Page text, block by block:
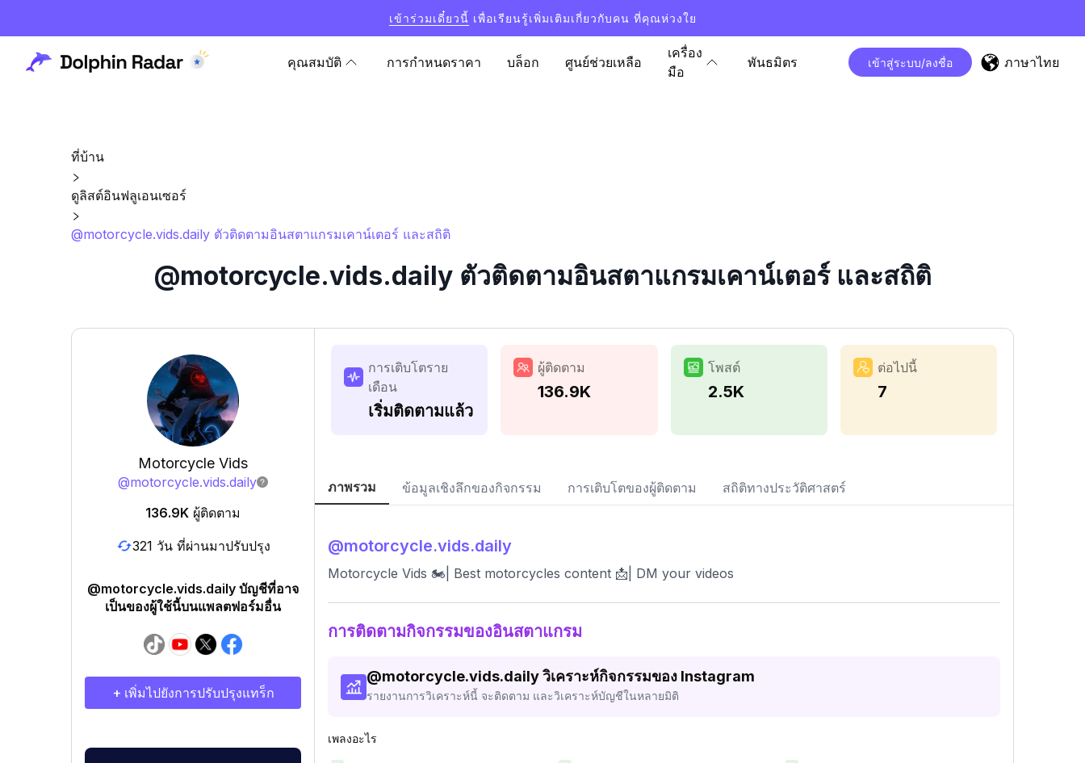
เข้าร่วมเดี๋ยวนี้ เพื่อเรียนรู้เพิ่มเติมเกี่ยวกับคน ที่คุณห่วงใย
คุณสมบัติ การกำหนดราคา บล็อก ศูนย์ช่วยเหลือ
เครื่อง
มือ
พันธมิตร เข้าสู่ระบบ/ลงชื่อ ภาษาไทย
ที่บ้าน
ดูลิสต์อินฟลูเอนเซอร์
@motorcycle.vids.daily ตัวติดตามอินสตาแกรมเคาน์เตอร์ และสถิติ
@motorcycle.vids.daily ตัวติดตามอินสตาแกรมเคาน์เตอร์ และสถิติ
Motorcycle Vids
@motorcycle.vids.daily
136.9K ผู้ติดตาม
321 วัน ที่ผ่านมาปรับปรุง
@motorcycle.vids.daily บัญชีที่อาจ
เป็นของผู้ใช้นี้บนแพลตฟอร์มอื่น
+ เพิ่มไปยังการปรับปรุงแทร็ก
การเติบโตราย
เดือน
เริ่มติดตามแล้ว
ผู้ติดตาม
136.9K
โพสต์
2.5K
ต่อไปนี้
7
ภาพรวม ข้อมูลเชิงลึกของกิจกรรม การเติบโตของผู้ติดตาม สถิติทางประวัติศาสตร์
@motorcycle.vids.daily
Motorcycle Vids 🏍️| Best motorcycles content 📩| DM your videos
การติดตามกิจกรรมของอินสตาแกรม
@motorcycle.vids.dailyวิเคราะห์กิจกรรมของ Instagram
รายงานการวิเคราะห์นี้ จะติดตาม และวิเคราะห์บัญชีในหลายมิติ
เพลงอะไร